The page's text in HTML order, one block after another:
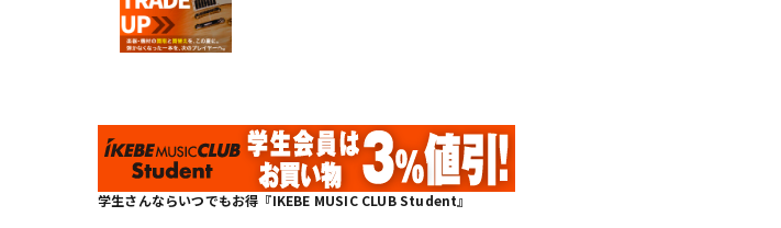
学生さんならいつでもお得『IKEBE MUSIC CLUB Student』